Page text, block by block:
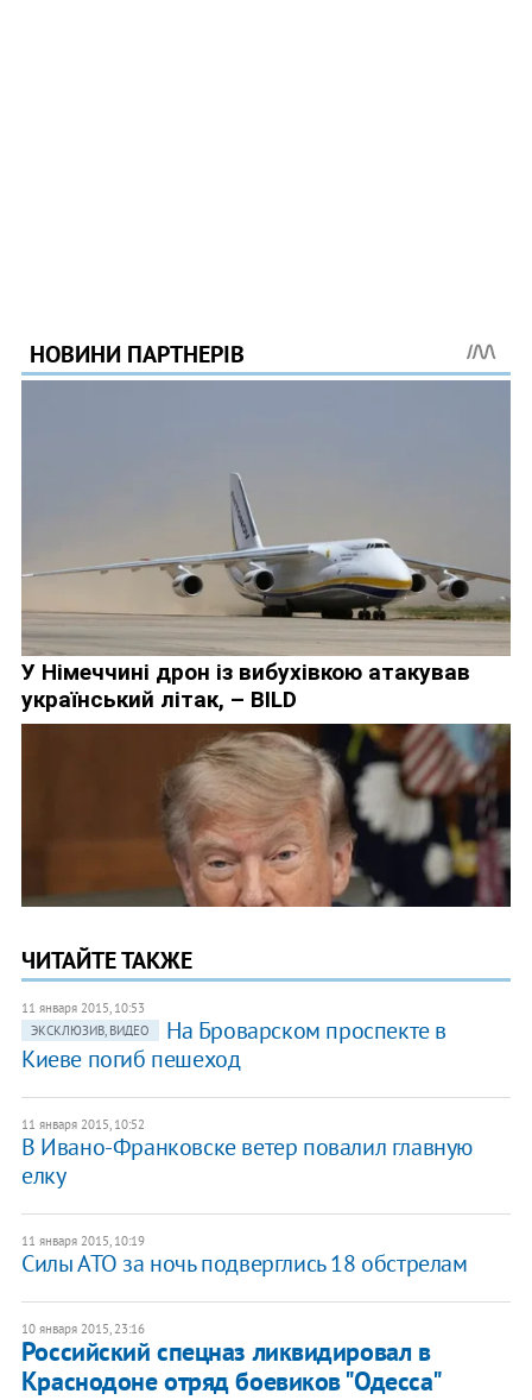
ЧИТАЙТЕ ТАКЖЕ
11 января 2015, 10:53
ЭКСКЛЮЗИВ, ВИДЕО
На Броварском проспекте в
Киеве погиб пешеход
11 января 2015, 10:52
В Ивано-Франковске ветер повалил главную
елку
11 января 2015, 10:19
Силы АТО за ночь подверглись 18 обстрелам
10 января 2015, 23:16
Российский спецназ ликвидировал в
Краснодоне отряд боевиков "Одесса"